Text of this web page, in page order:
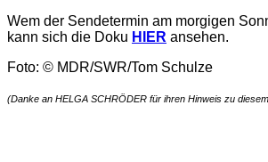
Wem der Sendetermin am morgigen
kann sich die Doku HIER ansehen.
Foto: © MDR/SWR/Tom Schulze
(Danke an HELGA SCHRÖDER für ihren Hinweis zu